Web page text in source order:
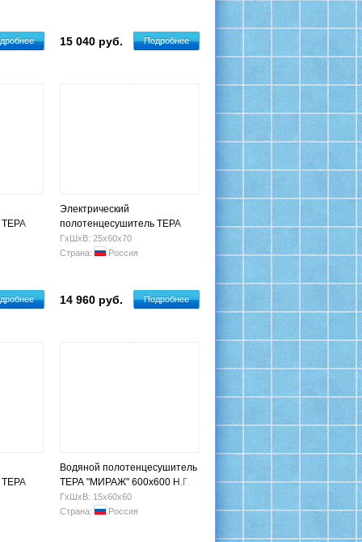
15 040 руб. Подробнее
ТЕРА
Электрический
полотенцесушитель ТЕРА
"КЛАССИКА с полкой"
600х700 ПСЭ-29-14 (бронза)
ГхШхВ: 25х60х70
Страна:
Россия
14 960 руб. Подробнее
ТЕРА
Водяной полотенцесушитель
ТЕРА "МИРАЖ" 600х600 Н.Г.
3/4" (5 п)
ГхШхВ: 15х60х60
Страна:
Россия